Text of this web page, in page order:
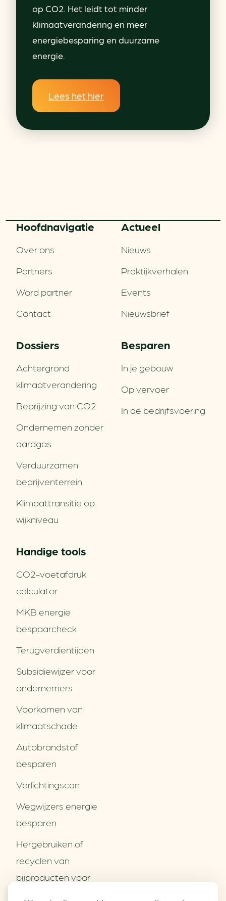
Partners
Contact
op CO2. Het leidt tot minder
klimaatverandering en meer
energiebesparing en duurzame
energie.
Lees het hier
Hoofd­navigatie
Over ons
Partners
Word partner
Contact
Actueel
Nieuws
Praktijkverhalen
Events
Nieuwsbrief
Dossiers
Achtergrond
klimaatverandering
Beprijzing van CO2
Ondernemen zonder
aardgas
Verduurzamen
bedrijventerrein
Klimaattransitie op
wijkniveau
Besparen
In je gebouw
Op vervoer
In de bedrijfsvoering
Handige tools
CO2-voetafdruk
calculator
MKB energie
bespaarcheck
Terugverdien­tijden
Subsidiewijzer voor
ondernemers
Voorkomen van
klimaatschade
Autobrandstof
besparen
Verlichtingscan
Wegwijzers energie
besparen
Hergebruiken of
recyclen van
bijproducten voor